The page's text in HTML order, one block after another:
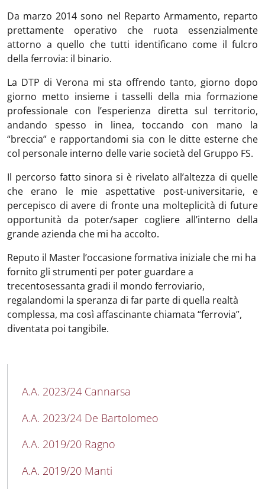
Da marzo 2014 sono nel Reparto Armamento, reparto
prettamente operativo che ruota essenzialmente
attorno a quello che tutti identificano come il fulcro
della ferrovia: il binario.
La DTP di Verona mi sta offrendo tanto, giorno dopo
giorno metto insieme i tasselli della mia formazione
professionale con l’esperienza diretta sul territorio,
andando spesso in linea, toccando con mano la
“breccia” e rapportandomi sia con le ditte esterne che
col personale interno delle varie società del Gruppo FS.
Il percorso fatto sinora si è rivelato all’altezza di quelle
che erano le mie aspettative post-universitarie, e
percepisco di avere di fronte una molteplicità di future
opportunità da poter/saper cogliere all’interno della
grande azienda che mi ha accolto.
Reputo il Master l’occasione formativa iniziale che mi ha
fornito gli strumenti per poter guardare a
trecentosessanta gradi il mondo ferroviario,
regalandomi la speranza di far parte di quella realtà
complessa, ma così affascinante chiamata “ferrovia”,
diventata poi tangibile.
MAIN NAVIGATION
A.A. 2023/24 Cannarsa
A.A. 2023/24 De Bartolomeo
A.A. 2019/20 Ragno
A.A. 2019/20 Manti